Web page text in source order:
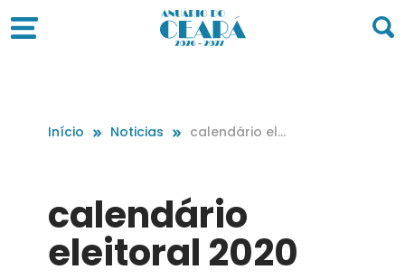
Início Noticias
calendário elei
calendário
eleitoral 2020